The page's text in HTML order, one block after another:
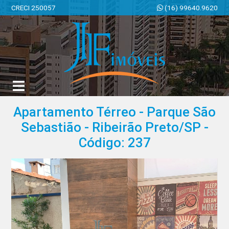
CRECI 250057 (16) 99640.9620
JF Imóveis | Imobiliária em Ribeirão Preto | SP
Apartamento Térreo - Parque São
Sebastião - Ribeirão Preto/SP -
Código: 237